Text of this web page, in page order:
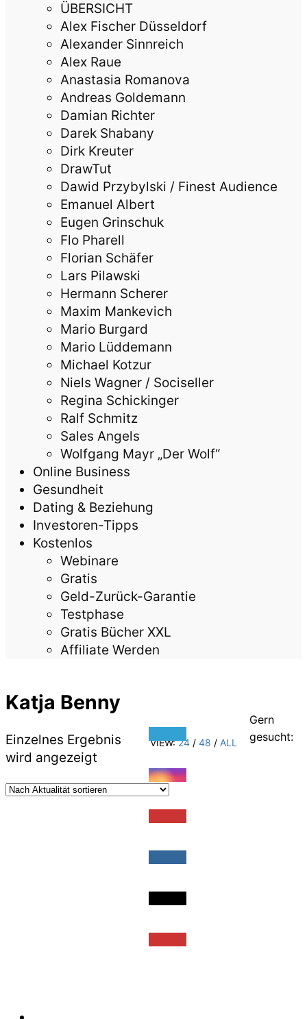
ÜBERSICHT
Alex Fischer Düsseldorf
Alexander Sinnreich
Alex Raue
Anastasia Romanova
Andreas Goldemann
Damian Richter
Darek Shabany
Dirk Kreuter
DrawTut
Dawid Przybylski / Finest Audience
Emanuel Albert
Eugen Grinschuk
Flo Pharell
Florian Schäfer
Lars Pilawski
Hermann Scherer
Maxim Mankevich
Mario Burgard
Mario Lüddemann
Michael Kotzur
Niels Wagner / Sociseller
Regina Schickinger
Ralf Schmitz
Sales Angels
Wolfgang Mayr „Der Wolf“
Online Business
Gesundheit
Dating & Beziehung
Investoren-Tipps
Kostenlos
Webinare
Gratis
Geld-Zurück-Garantie
Testphase
Gratis Bücher XXL
Affiliate Werden
Katja Benny
VIEW: 24 / 48 / ALL
Einzelnes Ergebnis
wird angezeigt
Gern
gesucht: